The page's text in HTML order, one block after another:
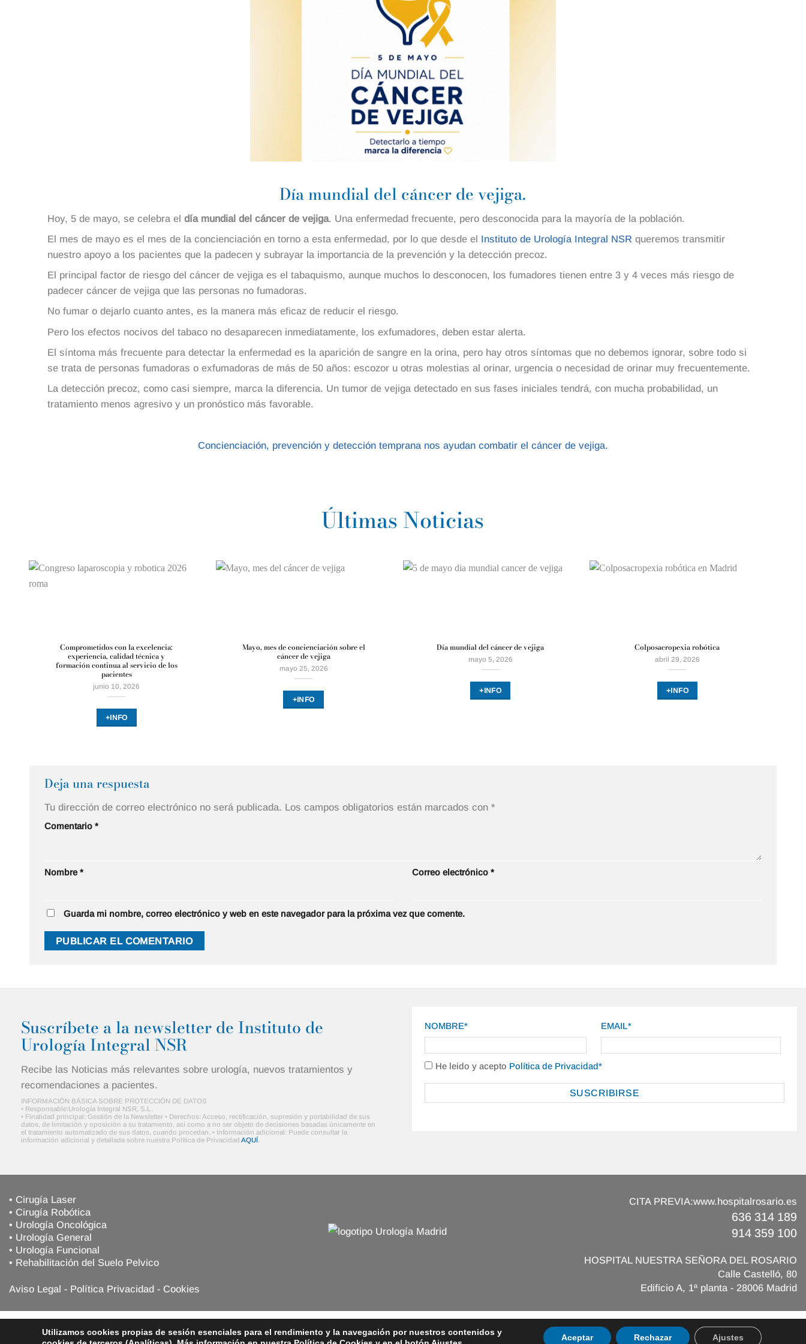
Día mundial del cáncer de vejiga.
Hoy, 5 de mayo, se celebra el día mundial del cáncer de vejiga. Una enfermedad frecuente, pero desconocida para la mayoría de la población.
El mes de mayo es el mes de la concienciación en torno a esta enfermedad, por lo que desde el Instituto de Urología Integral NSR queremos transmitir
nuestro apoyo a los pacientes que la padecen y subrayar la importancia de la prevención y la detección precoz.
El principal factor de riesgo del cáncer de vejiga es el tabaquismo, aunque muchos lo desconocen, los fumadores tienen entre 3 y 4 veces más riesgo de
padecer cáncer de vejiga que las personas no fumadoras.
No fumar o dejarlo cuanto antes, es la manera más eficaz de reducir el riesgo.
Pero los efectos nocivos del tabaco no desaparecen inmediatamente, los exfumadores, deben estar alerta.
El síntoma más frecuente para detectar la enfermedad es la aparición de sangre en la orina, pero hay otros síntomas que no debemos ignorar, sobre todo si
se trata de personas fumadoras o exfumadoras de más de 50 años: escozor u otras molestias al orinar, urgencia o necesidad de orinar muy frecuentemente.
La detección precoz, como casi siempre, marca la diferencia. Un tumor de vejiga detectado en sus fases iniciales tendrá, con mucha probabilidad, un
tratamiento menos agresivo y un pronóstico más favorable.
Concienciación, prevención y detección temprana nos ayudan combatir el cáncer de vejiga.
Últimas Noticias
Comprometidos con la excelencia:
experiencia, calidad técnica y
formación continua al servicio de los
pacientes
junio 10, 2026
+INFO
Mayo, mes de concienciación sobre el
cáncer de vejiga
mayo 25, 2026
+INFO
Día mundial del cáncer de vejiga
mayo 5, 2026
+INFO
Colposacropexia robótica
abril 29, 2026
+INFO
Deja una respuesta
Tu dirección de correo electrónico no será publicada. Los campos obligatorios están marcados con *
Comentario *
Nombre* Correo electrónico *
Guarda mi nombre, correo electrónico y web en este navegador para la próxima vez que comente.
Alternative:
Suscríbete a la newsletter de Instituto de
Urología Integral NSR
Recibe las Noticias más relevantes sobre urología, nuevos tratamientos y
recomendaciones a pacientes.
INFORMACIÓN BÁSICA SOBRE PROTECCIÓN DE DATOS
• Responsable:Urología Integral NSR, S.L.
• Finalidad principal: Gestión de la Newsletter • Derechos: Acceso, rectificación, supresión y portabilidad de sus
datos, de limitación y oposición a su tratamiento, así como a no ser objeto de decisiones basadas únicamente en
el tratamiento automatizado de sus datos, cuando procedan. • Información adicional: Puede consultar la
información adicional y detallada sobre nuestra Política de Privacidad AQUÍ
NOMBRE* EMAIL*
He leido y acepto Política de Privacidad*
• Cirugía Laser
• Cirugía Robótica
• Urología Oncológica
• Urología General
• Urología Funcional
• Rehabilitación del Suelo Pelvico
Aviso Legal - Política Privacidad - Cookies
CITA PREVIA:www.hospitalrosario.es
636 314 189
914 359 100
HOSPITAL NUESTRA SEÑORA DEL ROSARIO
Calle Castelló, 80
Edificio A, 1ª planta - 28006 Madrid
Copyright 2026 ©Instituto Urología Integral NSR- Design by Arteboz
Utilizamos cookies propias de sesión esenciales para el rendimiento y la navegación por nuestros contenidos y
Aceptar Rechazar Ajustes